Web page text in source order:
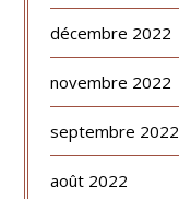
décembre 2022
novembre 2022
septembre 2022
août 2022